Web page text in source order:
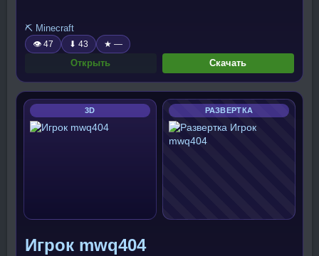
⛏️ Minecraft
👁 47 ⬇ 43 ★ —
Открыть Скачать
3D РАЗВЕРТКА
Игрок mwq404